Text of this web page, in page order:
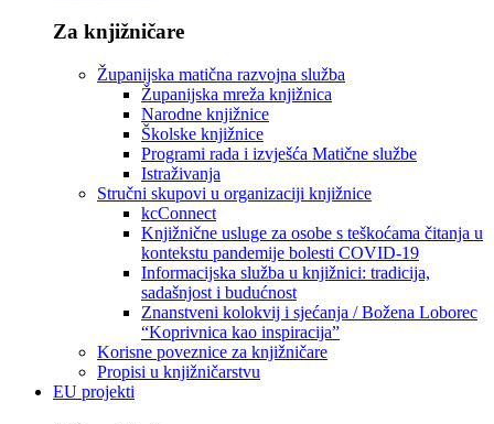
Za knjižničare
Županijska matična razvojna služba
Županijska mreža knjižnica
Narodne knjižnice
Školske knjižnice
Programi rada i izvješća Matične službe
Istraživanja
Stručni skupovi u organizaciji knjižnice
kcConnect
Knjižnične usluge za osobe s teškoćama čitanja u
kontekstu pandemije bolesti COVID-19
Informacijska služba u knjižnici: tradicija,
sadašnjost i budućnost
Znanstveni kolokvij i sjećanja / Božena Loborec
“Koprivnica kao inspiracija”
Korisne poveznice za knjižničare
Propisi u knjižničarstvu
EU projekti